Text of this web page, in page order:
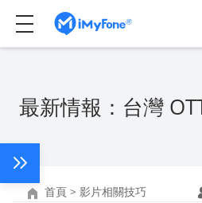
最新情報：台灣
首頁 > 影片相關技巧